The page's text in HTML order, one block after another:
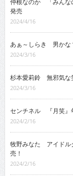
仲根なのか 「みんな
発売
2024/4/16
あぁ～しらき 男かな
2024/3/16
杉本愛莉鈴 無邪気な
2024/3/16
センチネル 『月笑』
2024/2/16
牧野みなた アイドル
売！
2024/2/16